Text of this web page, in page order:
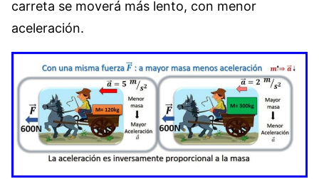
carreta se moverá más lento, con menor
aceleración.